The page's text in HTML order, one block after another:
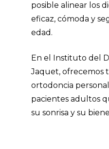
posible alinear los
eficaz, cómoda y
edad.
En el Instituto del
Jaquet, ofrecemos
ortodoncia
pacientes adultos
su sonrisa y su